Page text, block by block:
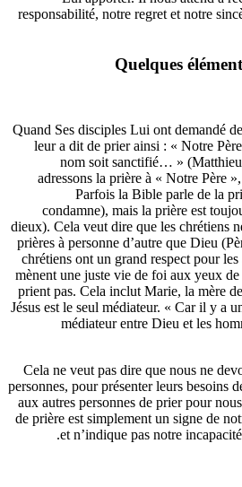
responsabilité, notre regret
Quand Ses disciples Lui ont
leur a dit de prier ainsi : «
nom soit sanctifié… »
adressons la prière à «
Parfois la Bible
condamne), mais la
dieux). Cela veut dire que les
prières à personne d’autre
chrétiens ont un grand
mènent une juste vie de foi
prient pas. Cela inclut
Jésus est le seul médiateur. «
médiateur entre Dieu
Cela ne veut pas dire que
personnes, pour présenter
aux autres personnes de
de prière est simplement un
et n’indique pas